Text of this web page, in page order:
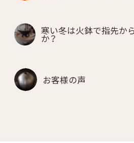
寒い冬は火鉢で指先か
か？
お客様の声